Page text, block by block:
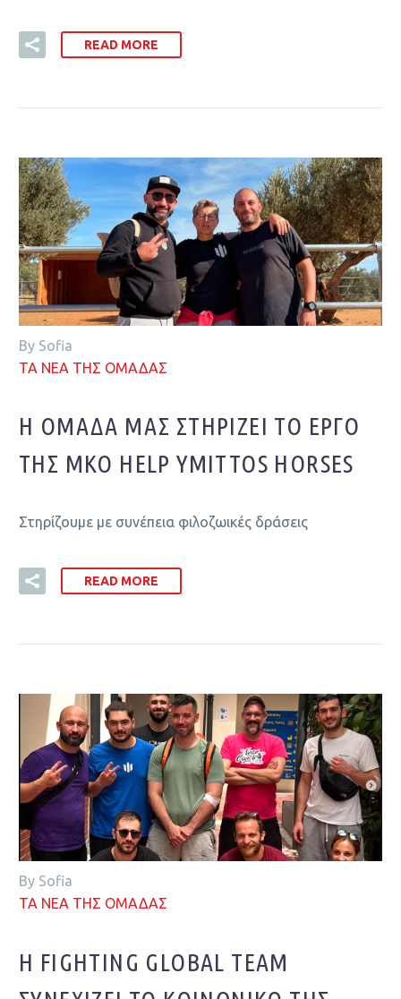
READ MORE
By Sofia
ΤΑ ΝΕΑ ΤΗΣ ΟΜΑΔΑΣ
Η ΟΜΆΔΑ ΜΑΣ ΣΤΗΡΊΖΕΙ ΤΟ ΈΡΓΟ
ΤΗΣ ΜΚΟ HELP YMITTOS HORSES
Στηρίζουμε με συνέπεια φιλοζωικές δράσεις
READ MORE
By Sofia
ΤΑ ΝΕΑ ΤΗΣ ΟΜΑΔΑΣ
Η FIGHTING GLOBAL TEAM